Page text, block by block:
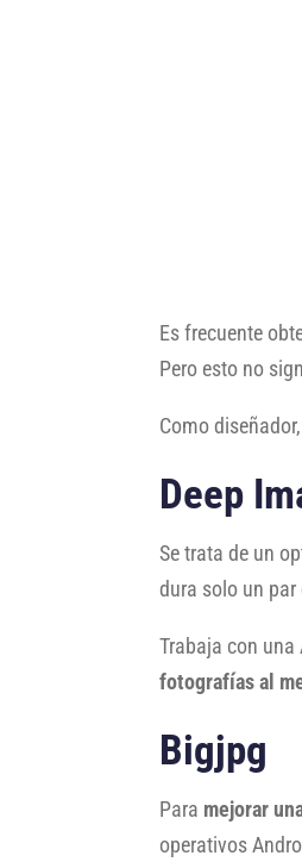
Es frecuente
Pero esto no
Como
Deep
Se trata de un
dura solo un
Trabaja con
fotografías al
Bigjpg
Para mejorar
operativos